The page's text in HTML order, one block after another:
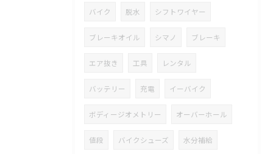
バイク 脱水 シフトワイヤー
ブレーキオイル シマノ ブレーキ
エア抜き 工具 レンタル
バッテリー 充電 イーバイク
ボディージオメトリー オーバーホール
値段 バイクシューズ 水分補給